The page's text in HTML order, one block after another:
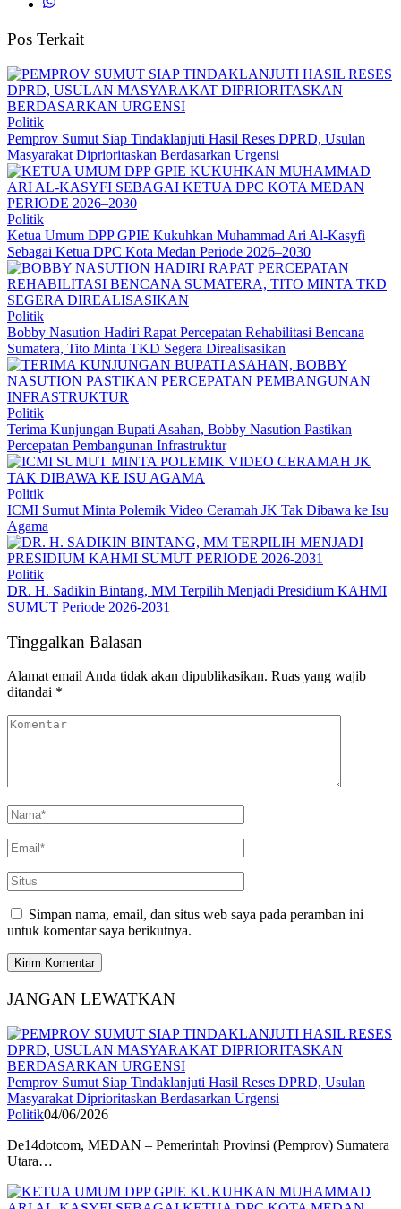
Pos Terkait
Politik
Pemprov Sumut Siap Tindaklanjuti Hasil Reses DPRD, Usulan
Masyarakat Diprioritaskan Berdasarkan Urgensi
Politik
Ketua Umum DPP GPIE Kukuhkan Muhammad Ari Al-Kasyfi
Sebagai Ketua DPC Kota Medan Periode 2026–2030
Politik
Bobby Nasution Hadiri Rapat Percepatan Rehabilitasi Bencana
Sumatera, Tito Minta TKD Segera Direalisasikan
Politik
Terima Kunjungan Bupati Asahan, Bobby Nasution Pastikan
Percepatan Pembangunan Infrastruktur
Politik
ICMI Sumut Minta Polemik Video Ceramah JK Tak Dibawa ke Isu
Agama
Politik
DR. H. Sadikin Bintang, MM Terpilih Menjadi Presidium KAHMI
SUMUT Periode 2026-2031
Tinggalkan Balasan
Alamat email Anda tidak akan dipublikasikan. Ruas yang wajib
ditandai *
Simpan nama, email, dan situs web saya pada peramban ini
untuk komentar saya berikutnya.
JANGAN LEWATKAN
Pemprov Sumut Siap Tindaklanjuti Hasil Reses DPRD, Usulan
Masyarakat Diprioritaskan Berdasarkan Urgensi
Politik04/06/2026
De14dotcom, MEDAN – Pemerintah Provinsi (Pemprov) Sumatera
Utara…